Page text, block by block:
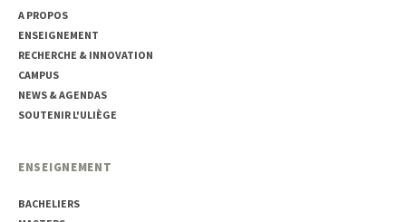
A PROPOS
ENSEIGNEMENT
RECHERCHE & INNOVATION
CAMPUS
NEWS & AGENDAS
SOUTENIR L'ULIÈGE
ENSEIGNEMENT
BACHELIERS